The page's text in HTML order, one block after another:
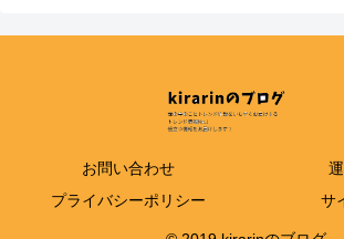
お問い合わせ
プライバシーポリシー
サ